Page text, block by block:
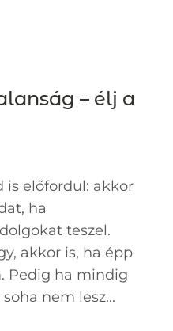
– élj a
is előfordul: akkor
ha
teszel.
akkor is, ha épp
Pedig ha mindig
nem lesz...